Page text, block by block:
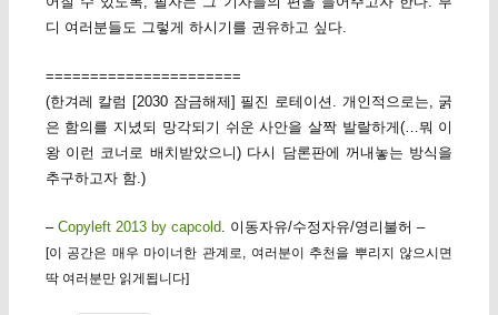
디 여러분들도 그렇게 하시기를 권유하고 싶다.
======================
(한겨레 칼럼 [2030 잠금해제] 필진 로테이션. 개인적으로는, 굵
은 함의를 지녔되 망각되기 쉬운 사안을 살짝 발랄하게(…뭐 이
왕 이런 코너로 배치받았으니) 다시 담론판에 꺼내놓는 방식을
추구하고자 함.)
– Copyleft 2013 by capcold . 이동자유/수정자유/영리불허 –
[이 공간은 매우 마이너한 관계로, 여러분이 추천을 뿌리지 않으시면
딱 여러분만 읽게됩니다]